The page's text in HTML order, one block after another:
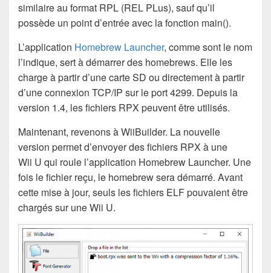
similaire au format RPL (REL PLus), sauf qu’il
possède un point d’entrée avec la fonction main().
L’application Homebrew Launcher, comme sont le nom
l’indique, sert à démarrer des homebrews. Elle les
charge à partir d’une carte SD ou directement à partir
d’une connexion TCP/IP sur le port 4299. Depuis la
version 1.4, les fichiers RPX peuvent être utilisés.
Maintenant, revenons à WiiBuilder. La nouvelle
version permet d’envoyer des fichiers RPX à une
Wii U qui roule l’application Homebrew Launcher. Une
fois le fichier reçu, le homebrew sera démarré. Avant
cette mise à jour, seuls les fichiers ELF pouvaient être
chargés sur une Wii U.